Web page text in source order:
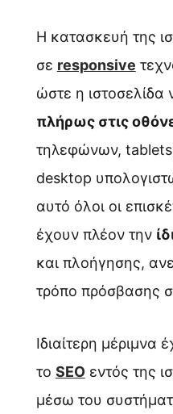
Η κατασκευή της
σε responsive
ώστε η ιστοσελίδα
πλήρως στις
τηλεφώνων,
desktop
αυτό όλοι οι
έχουν πλέον την
και πλοήγησης,
τρόπο πρόσβασης
Ιδιαίτερη μέριμνα
το SEOεντός της
μέσω του